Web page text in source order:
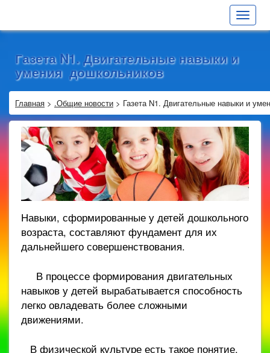
Toggle
Газета N1. Двигательные навыки и
умения дошкольников
Главная > .Общие новости > Газета N1. Двигательные навыки и
Навыки, сформированные у детей дошкольного
возраста, составляют фундамент для их
дальнейшего совершенствования.
В процессе формирования двигательных
навыков у детей вырабатывается способность
легко овладевать более сложными
движениями.
В физической культуре есть такое понятие,